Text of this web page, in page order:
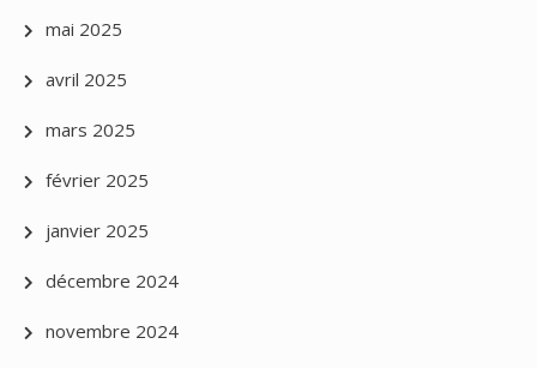
mai 2025
avril 2025
mars 2025
février 2025
janvier 2025
décembre 2024
novembre 2024